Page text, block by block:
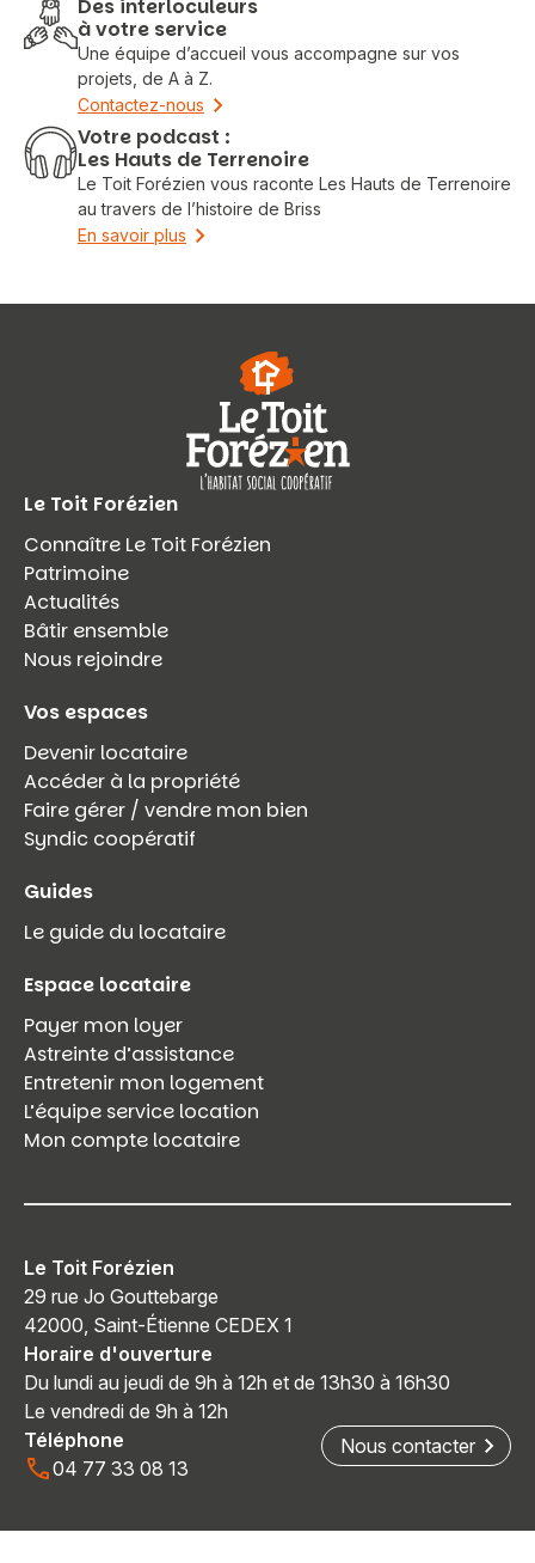
Des interloculeurs
à votre service
Une équipe d’accueil vous accompagne sur vos
projets, de A à Z.
Contactez-nous
Votre podcast :
Les Hauts de Terrenoire
Le Toit Forézien vous raconte Les Hauts de Terrenoire
au travers de l’histoire de Briss
En savoir plus
Le Toit Forézien
Connaître Le Toit Forézien
Patrimoine
Actualités
Bâtir ensemble
Nous rejoindre
Vos espaces
Devenir locataire
Accéder à la propriété
Faire gérer / vendre mon bien
Syndic coopératif
Guides
Le guide du locataire
Espace locataire
Payer mon loyer
Astreinte d’assistance
Entretenir mon logement
L’équipe service location
Mon compte locataire
Le Toit Forézien
29 rue Jo Gouttebarge
42000, Saint-Étienne CEDEX 1
Horaire d'ouverture
Du lundi au jeudi de 9h à 12h et de 13h30 à 16h30
Le vendredi de 9h à 12h
Téléphone
04 77 33 08 13
Nous contacter